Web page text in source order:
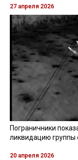
27 апреля 2026
Пограничники
ликвидацию группы
20 апреля 2026